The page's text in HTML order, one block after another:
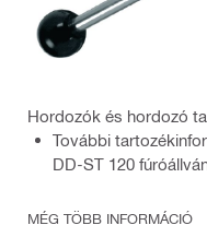
Hordozók és hordozó
További
DD-ST 120
MÉG TÖBB INFORMÁCIÓ